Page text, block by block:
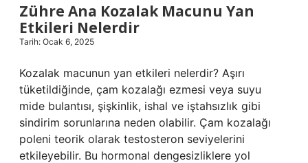
Zühre Ana Kozalak Macunu Yan
Etkileri Nelerdir
Tarih: Ocak 6, 2025
Kozalak macunun yan etkileri nelerdir? Aşırı
tüketildiğinde, çam kozalağı ezmesi veya suyu
mide bulantısı, şişkinlik, ishal ve iştahsızlık gibi
sindirim sorunlarına neden olabilir. Çam kozalağı
poleni teorik olarak testosteron seviyelerini
etkileyebilir. Bu hormonal dengesizliklere yol